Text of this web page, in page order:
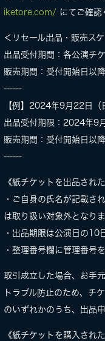
iketore.com/ にてご確認
＜リセール出品・販売ス
出品受付期間：各公演チ
販売期間：受付開始日以
------
【例】2024年9月22日（
出品受付期限：2024年9
販売期間：受付開始日以
------
《紙チケットを出品され
・ご自身の氏名が記載さ
は取り扱い対象外となり
・出品期限は公演日の10
・整理番号欄に管理番号
取引成立した場合、お手
トラブル防止のため、チ
のいずれかのうち、出品
《紙チケットを購入され